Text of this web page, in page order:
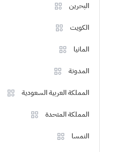
البحرين
الكويت
المانيا
المدونة
المملكة العربية السعودية
المملكة المتحدة
النمسا